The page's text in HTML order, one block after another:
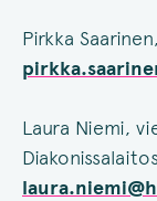
Pirkka
Laura Niemi,
Diakonissalaitos